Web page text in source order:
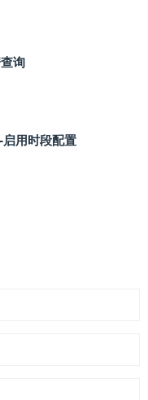
询
用时段配置